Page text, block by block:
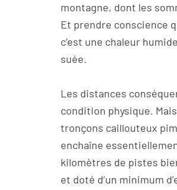
montagne, dont les
Et prendre conscience
c’est une chaleur
suée.
Les distances
condition physique.
tronçons caillouteux
enchaîne
kilomètres de pistes
et doté d’un minimum